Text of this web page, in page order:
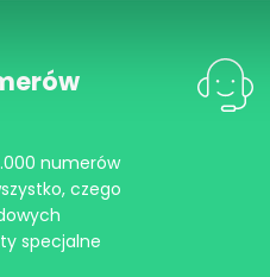
numerów
czego
specjalne